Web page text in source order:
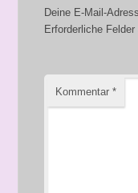
Deine E-Mail-
Erforderliche
Kommentar*